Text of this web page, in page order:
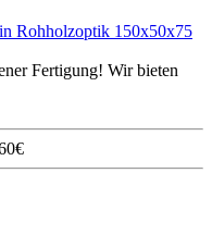
Rohholzoptik 150x50x75
Fertigung! Wir bieten